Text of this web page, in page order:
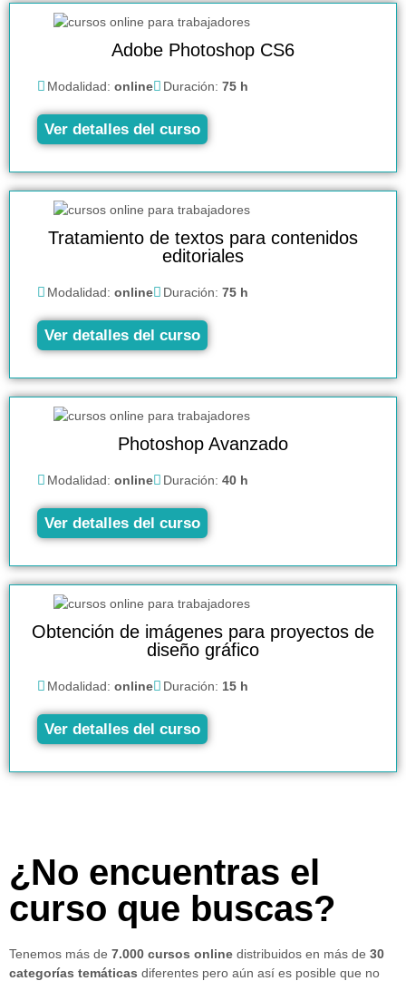
Adobe Photoshop CS6
Modalidad: online Duración: 75 h
Ver detalles del curso
Tratamiento de textos para contenidos
editoriales
Modalidad: online Duración: 75 h
Ver detalles del curso
Photoshop Avanzado
Modalidad: online Duración: 40 h
Ver detalles del curso
Obtención de imágenes para proyectos de
diseño gráfico
Modalidad: online Duración: 15 h
Ver detalles del curso
¿No encuentras el
curso que buscas?
Tenemos más de 7.000 cursos online distribuidos en más de 30
categorías temáticas diferentes pero aún así es posible que no